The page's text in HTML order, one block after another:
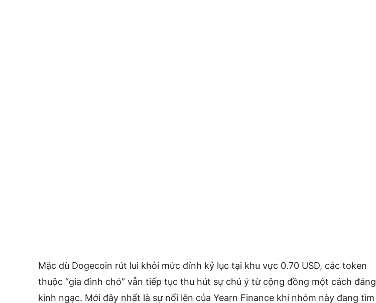
Mặc dù Dogecoin rút lui khỏi mức đỉnh kỷ lục tại khu vực 0.70 USD, các token
thuộc “gia đình chó” vẫn tiếp tục thu hút sự chú ý từ cộng đồng một cách đáng
kinh ngạc. Mới đây nhất là sự nổi lên của Yearn Finance khi nhóm này đang tìm